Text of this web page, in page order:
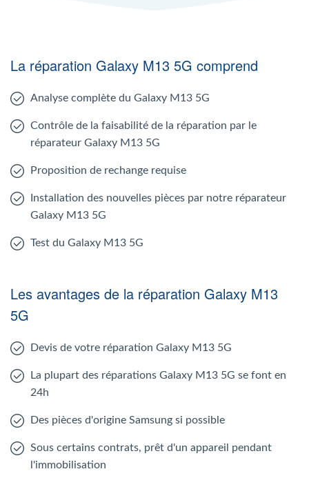
La réparation Galaxy M13 5G comprend
Analyse complète du Galaxy M13 5G
Contrôle de la faisabilité de la réparation par le
réparateur Galaxy M13 5G
Proposition de rechange requise
Installation des nouvelles pièces par notre réparateur
Galaxy M13 5G
Test du Galaxy M13 5G
Les avantages de la réparation Galaxy M13
5G
Devis de votre réparation Galaxy M13 5G
La plupart des réparations Galaxy M13 5G se font en
24h
Des pièces d'origine Samsung si possible
Sous certains contrats, prêt d'un appareil pendant
l'immobilisation